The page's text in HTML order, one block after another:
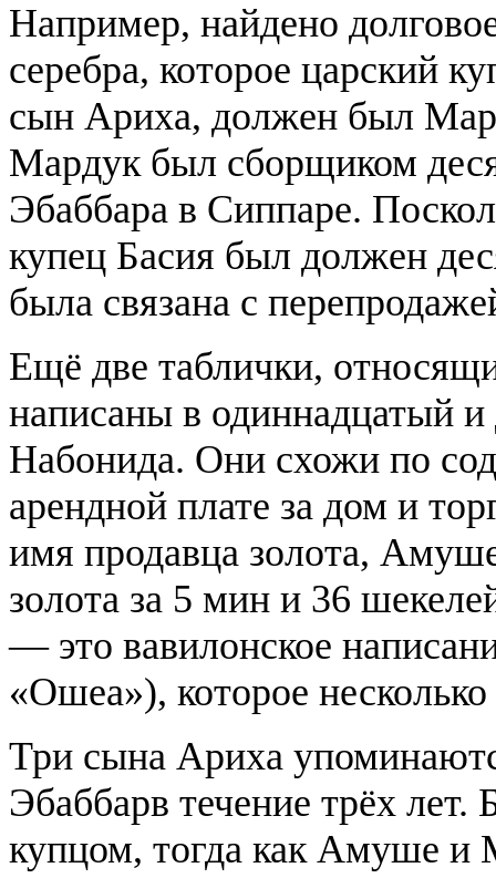
Например, найдено
серебра, которое царский
сын Ариха, должен был
Мардук был сборщиком
Эбаббара в Сиппаре.
купец Басия был должен
была связана с
Ещё две таблички,
написаны в одиннадцатый
Набонида. Они схожи по
арендной плате за дом и
имя продавца золота,
золота за 5 мин и 36
— это вавилонское
«Ошеа»), которое
Три сына Ариха
Эбаббарв течение трёх
купцом, тогда как Амуше и